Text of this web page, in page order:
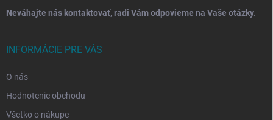
Neváhajte nás kontaktovať, radi Vám odpovieme na Vaše otázky.
INFORMÁCIE PRE VÁS
O nás
Hodnotenie obchodu
Všetko o nákupe